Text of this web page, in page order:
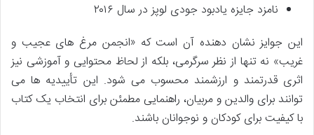
نامزد جایزه یادبود جودی لوپز در سال ۲۰۱۶
این جوایز نشان دهنده آن است که «انجمن مرغ های عجیب و
غریب» نه تنها از نظر سرگرمی، بلکه از لحاظ محتوایی و آموزشی نیز
اثری قدرتمند و ارزشمند محسوب می شود. این تأییدیه ها می
توانند برای والدین و مربیان، راهنمایی مطمئن برای انتخاب یک کتاب
با کیفیت برای کودکان و نوجوانان باشند.